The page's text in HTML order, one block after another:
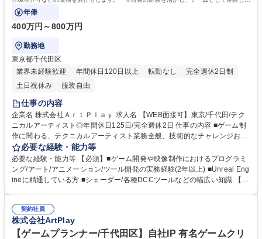
がらものづくりに没頭できます。
年俸
400万円～800万円
勤務地
東京都千代田区
業界未経験歓迎
年間休日120日以上 転勤なし
完全週休2日制
土日祝休み
服装自由
仕事の内容
企業名 株式会社ＡｒｔＰｌａｙ 求人名 【WEB面接可】東京/千代田/テク
ニカルアーティスト◎年間休日125日/完全週休2日 仕事の内容 ■ゲーム制
作に関わる、テクニカルアーティスト業務全般、技術的なチャレンジおよ
び制作環境作りなどの業務をお任せします。 ※自身の経験を活かし、チー
ムとして連携しながらものづくりに没頭できます。 《具体的には》 ・Unr
eal Engineでシェーダーの作成 ・クオリティ向上のための表現手法の調
査、技術開発 ・DCCツールプラグインの制作 ・アーティストの制作効率
スト◎年間休日125日/完全週休2日
必要な経験・能力等
必要な経験・能力等 【必須】■ゲーム開発や映像制作におけるプログラミ
ング/アート/アニメーション/ツール開発の実務経験(2年以上) ■Unreal Eng
ineに精通している方 ■シェーダー/各種DCCツールなどの幅広い知識 【尚
アーティストのワークフロー構築経験/負荷状況やメモリ状況の調査経験/
データの状況や問題点についての調査経験 学歴・資格 学歴：大学院 大学
高専 短大 専修学校 高校 語学力： 資格：
契約社員
株式会社ArtPlay
【ゲームプランナー/千代田区】自社IP 有名ゲームクリ